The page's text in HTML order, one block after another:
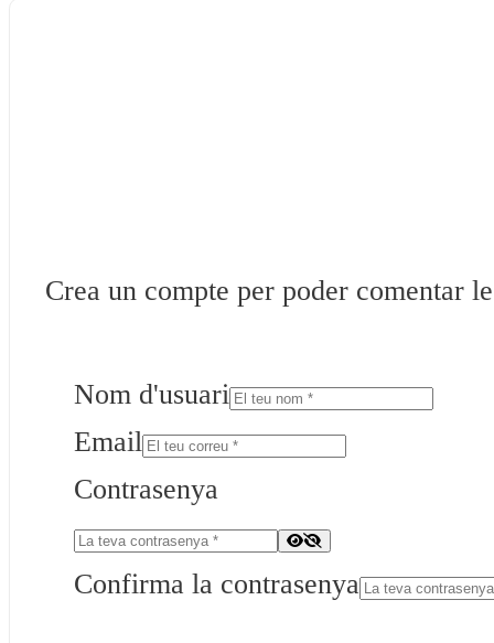
Crea un compte per poder comentar
Nom d'usuari
Email
Contrasenya
Confirma la contrasenya